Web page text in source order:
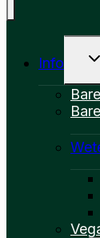
Info